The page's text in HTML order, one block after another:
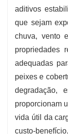
aditivos
que sejam
chuva, vento
propriedades
adequadas
peixes e
degradação,
proporcionam
vida útil da
custo-benefício.